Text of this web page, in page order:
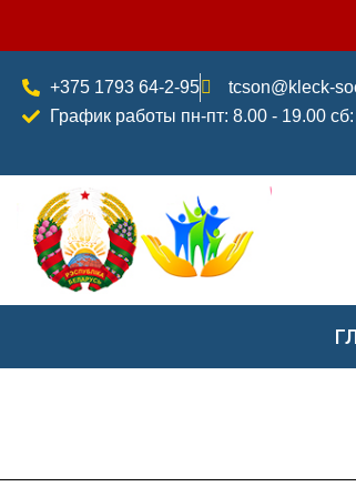
+375 1793 64-2-95
tcson@kleck-
График работы пн-пт: 8.00 - 19.00